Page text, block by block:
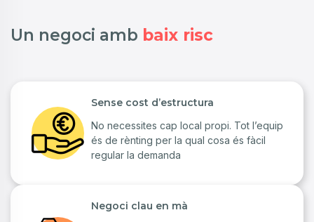
Un negoci amb baix risc
Sense cost d’estructura
No necessites cap local propi. Tot l’equip
és de rènting per la qual cosa és fàcil
regular la demanda
Negoci clau en mà